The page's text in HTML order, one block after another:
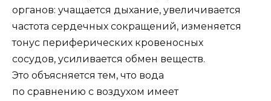
органов: учащается дыхание, увеличивается
частота сердечных сокращений, изменяется
тонус периферических кровеносных
сосудов, усиливается обмен веществ.
Это объясняется тем, что вода
по сравнению с воздухом имеет